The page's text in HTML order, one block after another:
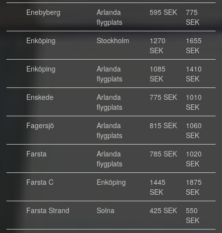
Enebyberg
Arlanda
flygplats
595 SEK
775
SEK
Enköping
Stockholm
1270
SEK
1655
SEK
Enköping
Arlanda
flygplats
1085
SEK
1410
SEK
Enskede
Arlanda
flygplats
775 SEK
1010
SEK
Fagersjö
Arlanda
flygplats
815 SEK
1060
SEK
Farsta
Arlanda
flygplats
785 SEK
1020
SEK
Farsta C
Enköping
1445
SEK
1875
SEK
Farsta Strand
Solna 425 SEK
550
SEK